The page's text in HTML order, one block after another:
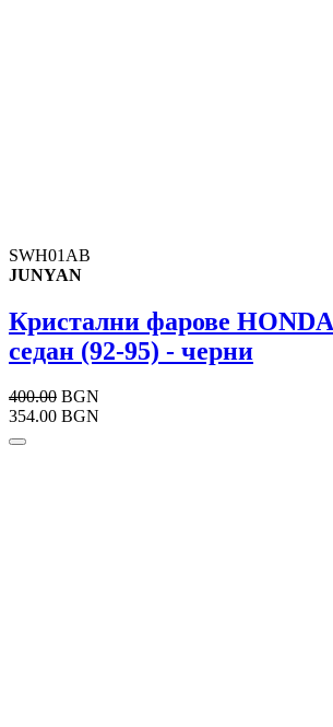
SWH01AB
JUNYAN
Кристални фарове
седан (92-95) - черни
400.00 BGN
354.00 BGN